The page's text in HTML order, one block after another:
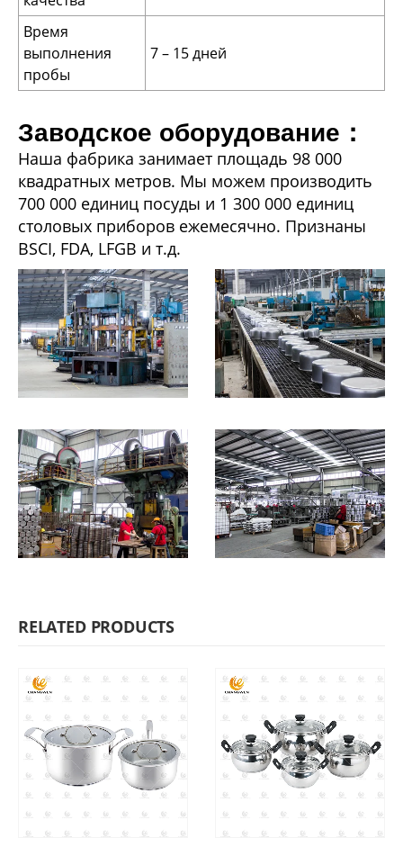
Время
выполнения
пробы
7 – 15 дней
Заводское оборудование：
Наша фабрика занимает площадь 98 000
квадратных метров. Мы можем производить
700 000 единиц посуды и 1 300 000 единиц
столовых приборов ежемесячно. Признаны
BSCI, FDA, LFGB и т.д.
RELATED PRODUCTS